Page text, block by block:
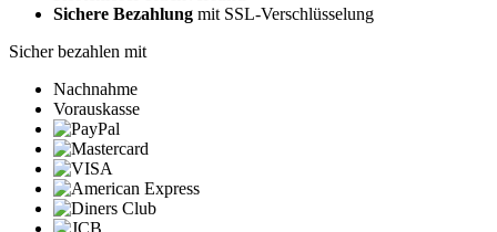
Sichere Bezahlung mit SSL-Verschlüsselung
Sicher bezahlen mit
Nachnahme
Vorauskasse